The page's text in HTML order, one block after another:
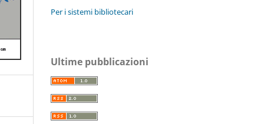
Per i sistemi bibliotecari
Ultime pubblicazioni